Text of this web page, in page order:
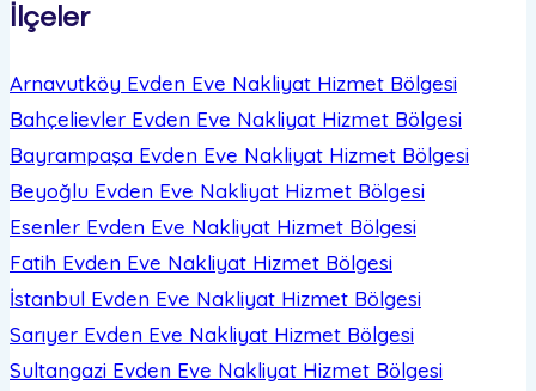
İlçeler
Arnavutköy Evden Eve Nakliyat Hizmet Bölgesi
Bahçelievler Evden Eve Nakliyat Hizmet Bölgesi
Bayrampaşa Evden Eve Nakliyat Hizmet Bölgesi
Beyoğlu Evden Eve Nakliyat Hizmet Bölgesi
Esenler Evden Eve Nakliyat Hizmet Bölgesi
Fatih Evden Eve Nakliyat Hizmet Bölgesi
İstanbul Evden Eve Nakliyat Hizmet Bölgesi
Sarıyer Evden Eve Nakliyat Hizmet Bölgesi
Sultangazi Evden Eve Nakliyat Hizmet Bölgesi